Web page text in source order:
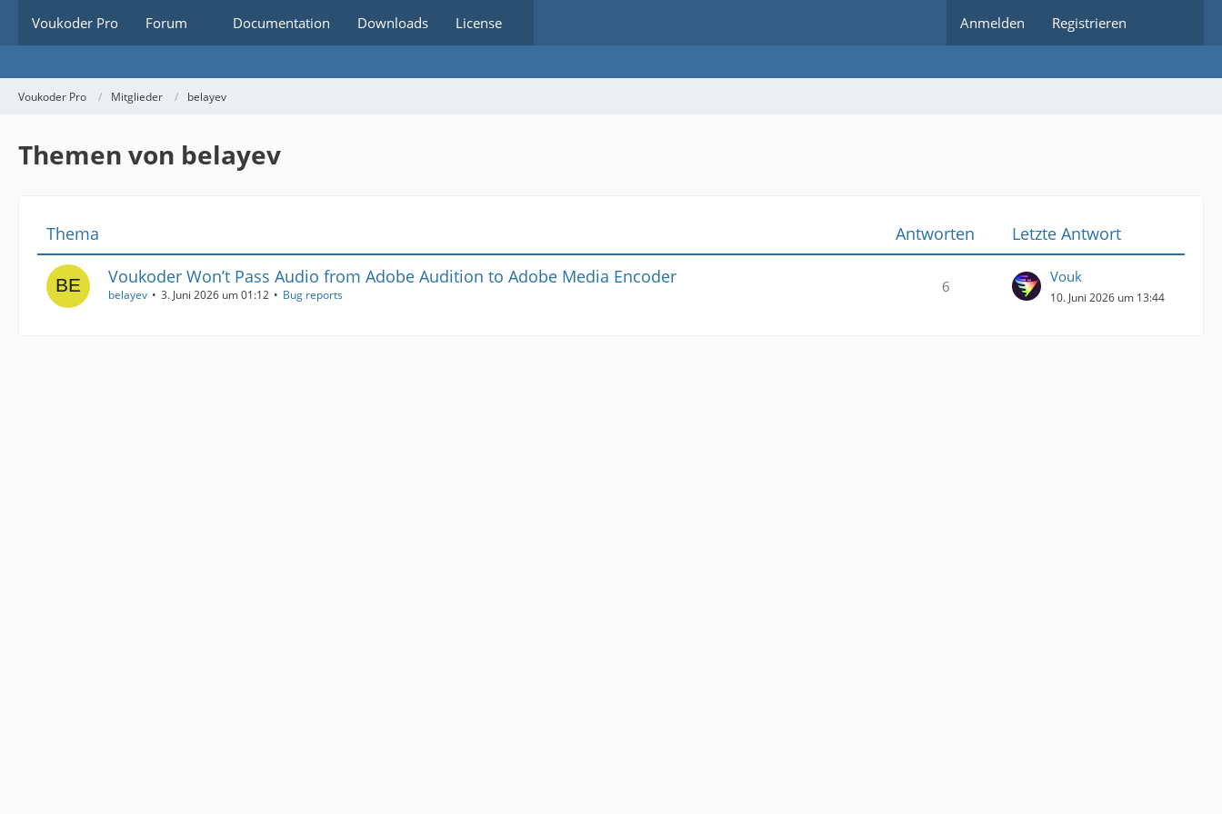
Voukoder Pro Forum Documentation Downloads License Anmelden Registrieren
Voukoder Pro Mitglieder belayev
Themen von belayev
Thema Antworten
Letzte Antwort
Voukoder Won’t Pass Audio from Adobe Audition to Adobe Media Encoder
belayev 3. Juni 2026 um 01:12 Bug reports 6
Vouk
10. Juni 2026 um 13:44